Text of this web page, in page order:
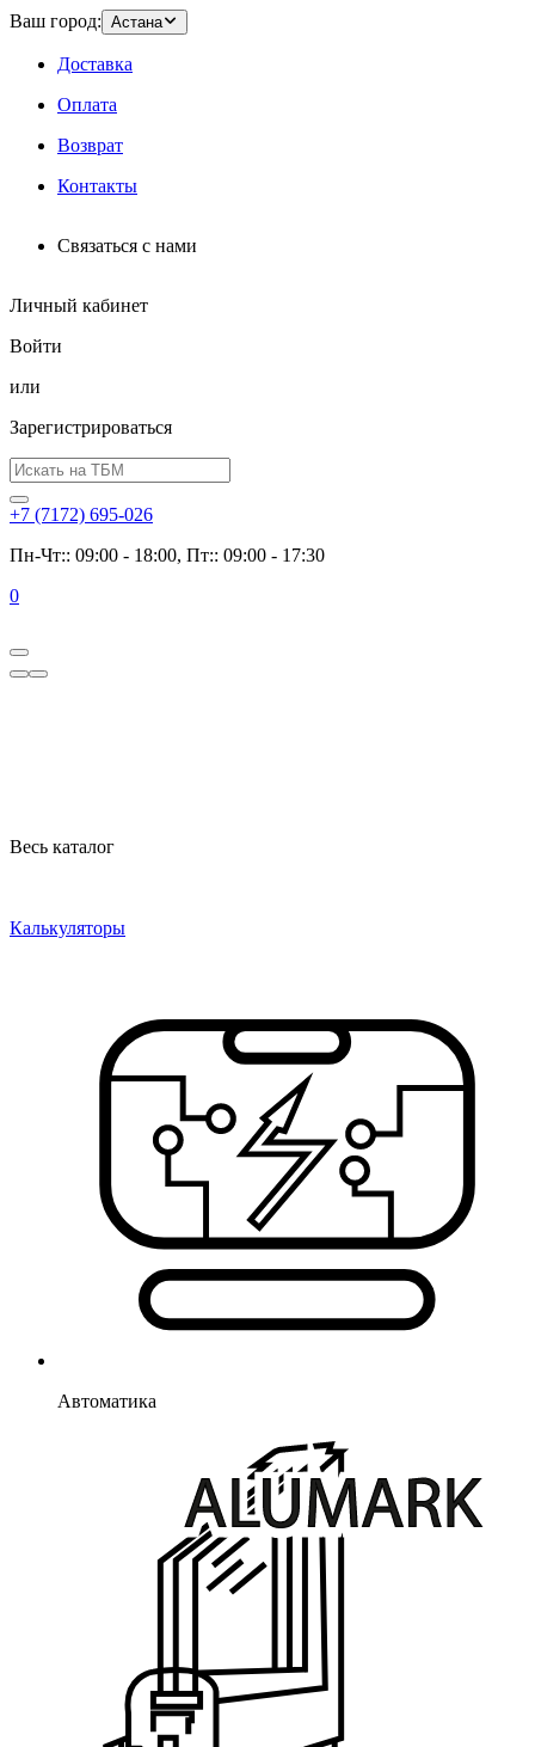
Ваш город: Астана
Доставка
Оплата
Возврат
Контакты
Связаться с нами
Личный кабинет
Войти
или
Зарегистрироваться
+7 (7172) 695-026
Пн-Чт:: 09:00 - 18:00, Пт:: 09:00 - 17:30
0
Весь каталог
Калькуляторы
Автоматика